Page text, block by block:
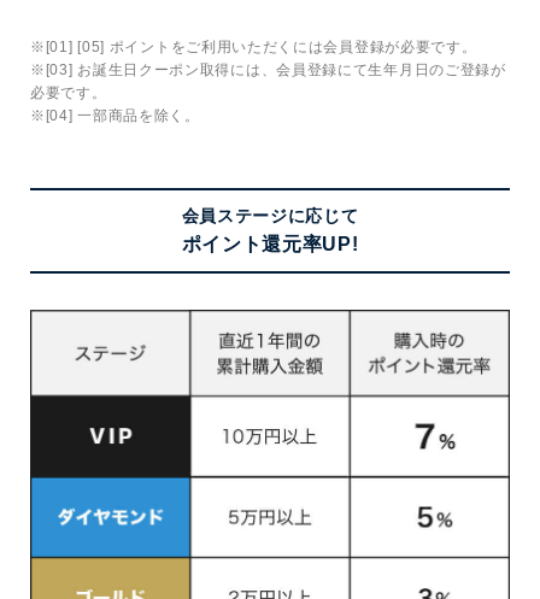
※[01] [05] ポイントをご利用いただくには会員登録が必要です。
※[03] お誕生日クーポン取得には、会員登録にて生年月日のご登録が
必要です。
※[04] 一部商品を除く。
会員ステージに応じて
ポイント還元率UP!